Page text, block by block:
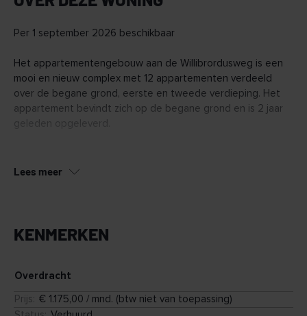
Per 1 september 2026 beschikbaar
Het appartementengebouw aan de Willibrordusweg is een
mooi en nieuw complex met 12 appartementen verdeeld
over de begane grond, eerste en tweede verdieping. Het
appartement bevindt zich op de begane grond en is 2 jaar
Entree met meterkast. Woonkamer met open keuken
Elk appartement heeft een eigen berging en parkeerplaats
Inschrijven:
• Huurperiode minimaal 24 maanden
Lees meer
KENMERKEN
Overdracht
Prijs
€ 1.175,00 / mnd. (btw niet van toepassing)